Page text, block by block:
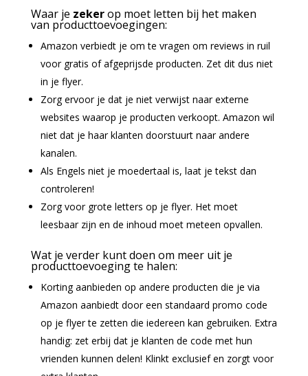
Waar je zekerop moet letten bij het maken
van producttoevoegingen:
Amazon verbiedt je om te vragen om reviews in ruil
voor gratis of afgeprijsde producten. Zet dit dus niet
in je flyer.
Zorg ervoor je dat je niet verwijst naar externe
websites waarop je producten verkoopt. Amazon wil
niet dat je haar klanten doorstuurt naar andere
kanalen.
Als Engels niet je moedertaal is, laat je tekst dan
controleren!
Zorg voor grote letters op je flyer. Het moet
leesbaar zijn en de inhoud moet meteen opvallen.
Wat je verder kunt doen om meer uit je
producttoevoeging te halen:
Korting aanbieden op andere producten die je via
Amazon aanbiedt door een standaard promo code
op je flyer te zetten die iedereen kan gebruiken. Extra
handig: zet erbij dat je klanten de code met hun
vrienden kunnen delen! Klinkt exclusief en zorgt voor